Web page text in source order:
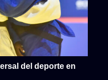
del deporte en